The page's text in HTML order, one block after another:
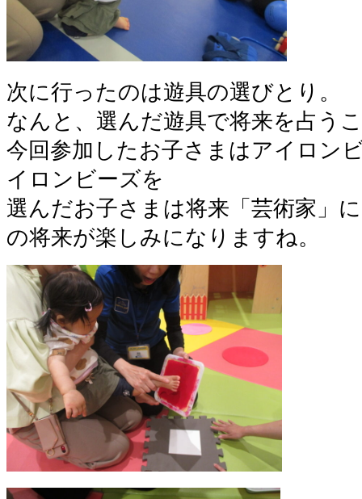
次に行ったのは遊具の選びとり。
なんと、選んだ遊具で将来を占う
今回参加したお子さまはアイロン
イロンビーズを
選んだお子さまは将来「芸術家」
の将来が楽しみになりますね。